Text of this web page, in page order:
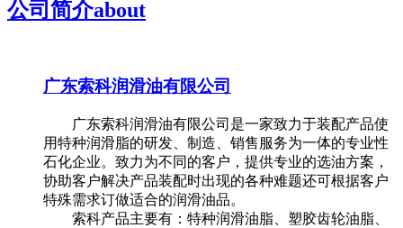
公司简介about
广东索科润滑油有限公司
广东索科润滑油有限公司是一家致力于装配产品使
用特种润滑脂的研发、制造、销售服务为一体的专业性
石化企业。致力为不同的客户，提供专业的选油方案，
协助客户解决产品装配时出现的各种难题还可根据客户
特殊需求订做适合的润滑油品。
索科产品主要有：特种润滑油脂、塑胶齿轮油脂、